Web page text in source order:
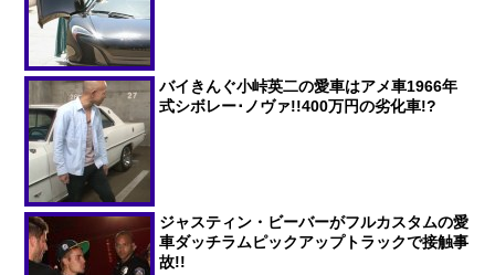
バイきんぐ小峠英二の愛車はアメ車1966年
式シボレー･ノヴァ!!400万円の劣化車!?
ジャスティン・ビーバーがフルカスタムの愛
車ダッチラムピックアップトラックで接触事
故!!